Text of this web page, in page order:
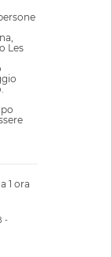
Les
1 ora
-